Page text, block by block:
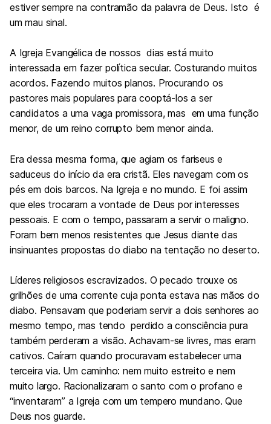
estiver sempre na contramão da palavra de Deus. Isto é
um mau sinal.
A Igreja Evangélica de nossos dias está muito
interessada em fazer política secular. Costurando muitos
acordos. Fazendo muitos planos. Procurando os
pastores mais populares para cooptá-los a ser
candidatos a uma vaga promissora, mas em uma função
menor, de um reino corrupto bem menor ainda.
Era dessa mesma forma, que agiam os fariseus e
saduceus do início da era cristã. Eles navegam com os
pés em dois barcos. Na Igreja e no mundo. E foi assim
que eles trocaram a vontade de Deus por interesses
pessoais. E com o tempo, passaram a servir o maligno.
Foram bem menos resistentes que Jesus diante das
insinuantes propostas do diabo na tentação no deserto.
Líderes religiosos escravizados. O pecado trouxe os
grilhões de uma corrente cuja ponta estava nas mãos do
diabo. Pensavam que poderiam servir a dois senhores ao
mesmo tempo, mas tendo perdido a consciência pura
também perderam a visão. Achavam-se livres, mas eram
cativos. Caíram quando procuravam estabelecer uma
terceira via. Um caminho: nem muito estreito e nem
muito largo. Racionalizaram o santo com o profano e
“inventaram” a Igreja com um tempero mundano. Que
Deus nos guarde.